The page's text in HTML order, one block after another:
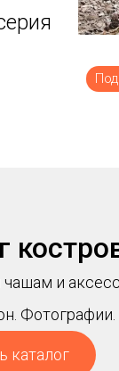
и
Фотографии.
каталог